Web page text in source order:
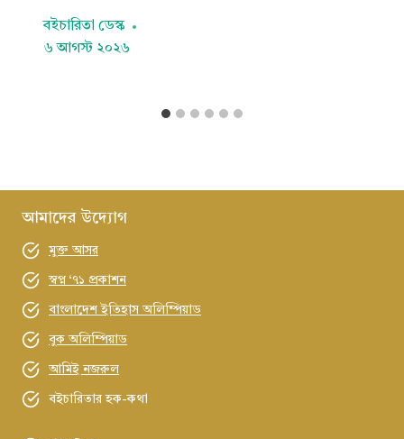
বইচারিতা ডেস্ক
৬ আগস্ট ২০২৬
আমাদের উদ্যোগ
মুক্ত আসর
স্বপ্ন ‘৭১ প্রকাশন
বাংলাদেশ ইতিহাস অলিম্পিয়াড
বুক অলিম্পিয়াড
আমিই নজরুল
বইচারিতার হক-কথা